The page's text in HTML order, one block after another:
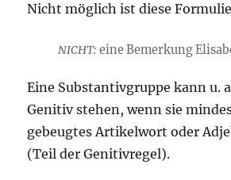
Nicht möglich ist diese
NICHT: eine Bemerkung
Eine Substantivgruppe kann u.
Genitiv stehen, wenn sie
gebeugtes Artikelwort oder
(Teil der Genitivregel).